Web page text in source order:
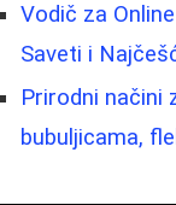
Vodič za
Saveti i
Prirodni načini
bubuljicama,